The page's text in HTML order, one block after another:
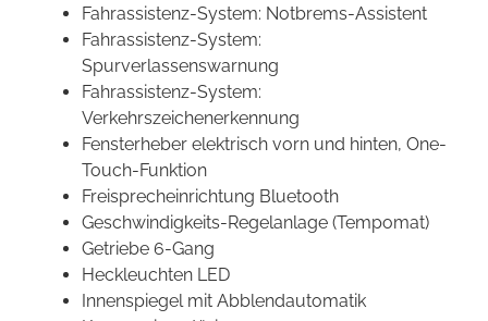
Fahrassistenz-System: Notbrems-Assistent
Fahrassistenz-System:
Spurverlassenswarnung
Fahrassistenz-System:
Verkehrszeichenerkennung
Fensterheber elektrisch vorn und hinten, One-
Touch-Funktion
Freisprecheinrichtung Bluetooth
Geschwindigkeits-Regelanlage (Tempomat)
Getriebe 6-Gang
Heckleuchten LED
Innenspiegel mit Abblendautomatik